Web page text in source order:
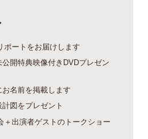
ポートをお届けします
開特典映像付きDVDプレゼン
名前を掲載します
図をプレゼント
＋出演者ゲストのトークショー